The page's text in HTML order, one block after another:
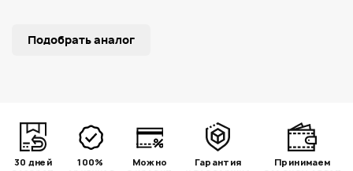
Подобрать аналог
30 дней
100%
Можно
Гарантия
Принимаем